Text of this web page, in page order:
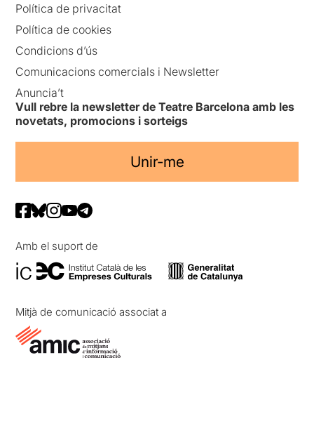
Política de privacitat
Política de cookies
Condicions d’ús
Comunicacions comercials i Newsletter
Anuncia’t
Vull rebre la newsletter de Teatre Barcelona amb les
novetats, promocions i sorteigs
Unir-me
Amb el suport de
Mitjà de comunicació associat a